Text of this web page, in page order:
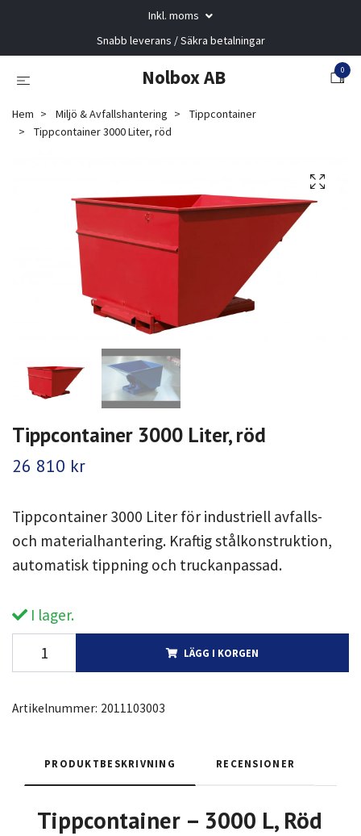
Inkl. moms
Snabb leverans / Säkra betalningar
Nolbox AB 0
Hem Miljö & Avfallshantering
Tippcontainer
Tippcontainer 3000 Liter, röd
Tippcontainer 3000 Liter, röd
26 810 kr
Tippcontainer 3000 Liter för industriell avfalls-
och materialhantering. Kraftig stålkonstruktion,
automatisk tippning och truckanpassad.
I lager.
LÄGG I KORGEN
Artikelnummer: 2011103003
PRODUKTBESKRIVNING RECENSIONER
Tippcontainer – 3000 L, Röd